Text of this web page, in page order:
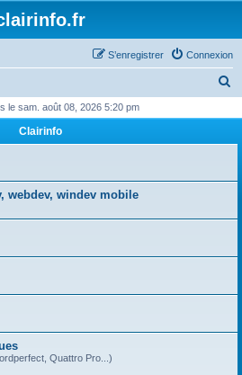
Connexion
S’enregistrer
h
le sam. août 08, 2026 5:20 pm
Clairinfo
webdev, windev mobile
Quattro Pro...)